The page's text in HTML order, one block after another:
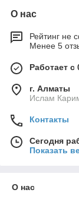
О нас
Рейтинг не
Менее 5
Работает с
г. Алматы
Ислам
Контакты
Сегодня
Показать
О нас